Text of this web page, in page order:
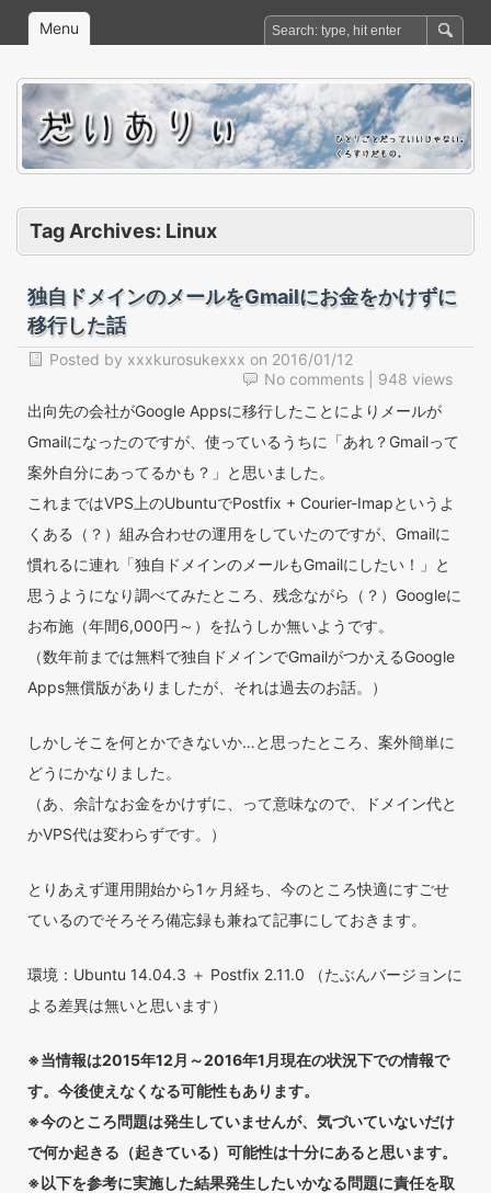
Menu
Tag Archives: Linux
独自ドメインのメールをGmailにお金をかけずに
移行した話
Posted by xxxkurosukexxx on 2016/01/12
No comments | 948 views
出向先の会社がGoogle Appsに移行したことによりメールが
Gmailになったのですが、使っているうちに「あれ？Gmailって
案外自分にあってるかも？」と思いました。
これまではVPS上のUbuntuでPostfix + Courier-Imapというよ
くある（？）組み合わせの運用をしていたのですが、Gmailに
慣れるに連れ「独自ドメインのメールもGmailにしたい！」と
思うようになり調べてみたところ、残念ながら（？）Googleに
お布施（年間6,000円～）を払うしか無いようです。
（数年前までは無料で独自ドメインでGmailがつかえるGoogle
Apps無償版がありましたが、それは過去のお話。）
しかしそこを何とかできないか…と思ったところ、案外簡単に
どうにかなりました。
（あ、余計なお金をかけずに、って意味なので、ドメイン代と
かVPS代は変わらずです。）
とりあえず運用開始から1ヶ月経ち、今のところ快適にすごせ
ているのでそろそろ備忘録も兼ねて記事にしておきます。
環境：Ubuntu 14.04.3 ＋ Postfix 2.11.0 （たぶんバージョンに
よる差異は無いと思います）
※当情報は2015年12月～2016年1月現在の状況下での情報で
す。今後使えなくなる可能性もあります。
※今のところ問題は発生していませんが、気づいていないだけ
で何か起きる（起きている）可能性は十分にあると思います。
※以下を参考に実施した結果発生したいかなる問題に責任を取